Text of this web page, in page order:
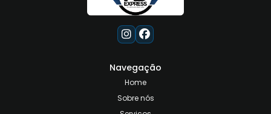
Navegação
Home
Sobre nós